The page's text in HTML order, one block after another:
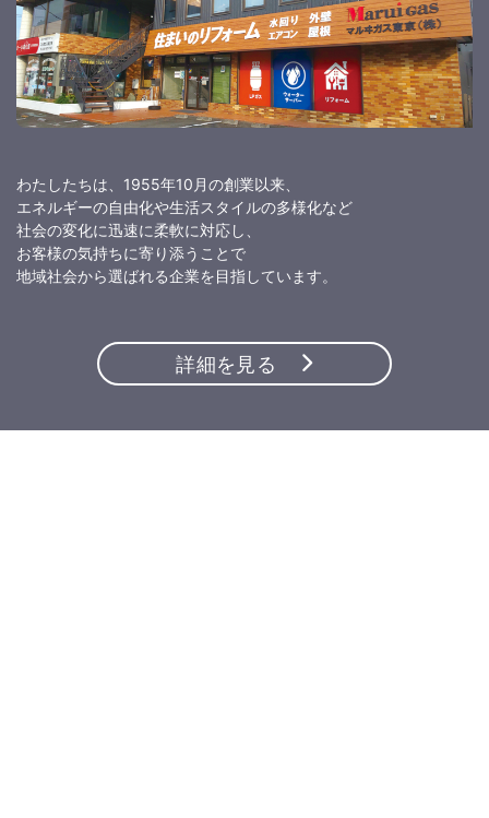
わたしたちは、1955年10月の創業以来、
エネルギーの自由化や生活スタイルの多様化など
社会の変化に迅速に柔軟に対応し、
お客様の気持ちに寄り添うことで
地域社会から選ばれる企業を目指しています。
詳細を見る